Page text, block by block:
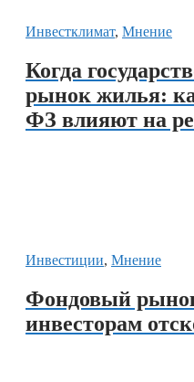
Инвестклимат, Мнение
Когда
рынок жилья:
ФЗ влияют на
Инвестиции, Мнение
Фондовый
инвесторам